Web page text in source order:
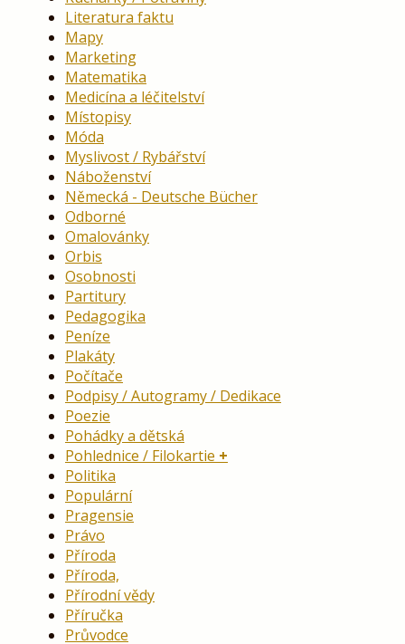
Literatura faktu
Mapy
Marketing
Matematika
Medicína a léčitelství
Místopisy
Móda
Myslivost / Rybářství
Náboženství
Německá - Deutsche Bücher
Odborné
Omalovánky
Orbis
Osobnosti
Partitury
Pedagogika
Peníze
Plakáty
Počítače
Podpisy / Autogramy / Dedikace
Poezie
Pohádky a dětská
Pohlednice / Filokartie
Politika
Populární
Pragensie
Právo
Příroda
Příroda,
Přírodní vědy
Příručka
Průvodce